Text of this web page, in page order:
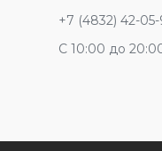
+7 (4832) 42-05-
С 10:00 до